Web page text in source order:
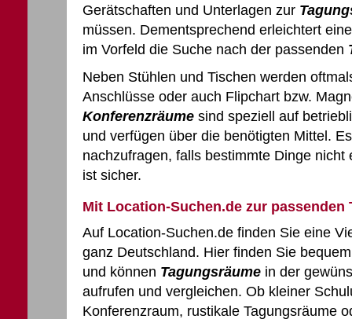
Gerätschaften und Unterlagen zur
müssen. Dementsprechend erleichtert
im Vorfeld die Suche nach der passenden
Neben Stühlen und Tischen werden
Anschlüsse oder auch Flipchart bzw.
Konferenzräume sind speziell auf
und verfügen über die benötigten Mittel.
nachzufragen, falls bestimmte Dinge
ist sicher.
Mit Location-Suchen.de zur passenden
Auf Location-Suchen.de finden Sie eine
ganz Deutschland. Hier finden Sie
und können Tagungsräume in der
aufrufen und vergleichen. Ob kleiner
Konferenzraum, rustikale Tagungsräume